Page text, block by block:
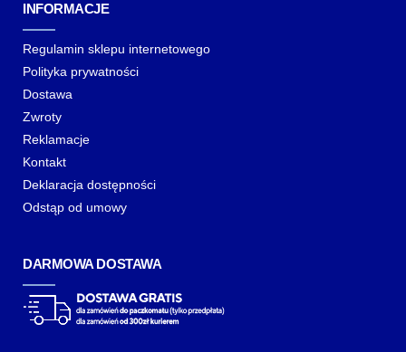
INFORMACJE
Regulamin sklepu internetowego
Polityka prywatności
Dostawa
Zwroty
Reklamacje
Kontakt
Deklaracja dostępności
Odstąp od umowy
DARMOWA DOSTAWA